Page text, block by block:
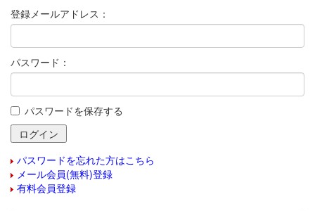
登録メールアドレス：
パスワード：
パスワードを保存する
パスワードを忘れた方はこちら
メール会員(無料)登録
有料会員登録